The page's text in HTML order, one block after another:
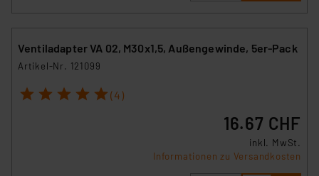
Ventiladapter VA 02, M30x1,5, Außengewinde, 5er-Pack
Artikel-Nr. 121099
1 2 3 4 5 (4)
16.67 CHF
inkl. MwSt.
Informationen zu Versandkosten